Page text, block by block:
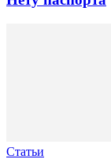
Статьи